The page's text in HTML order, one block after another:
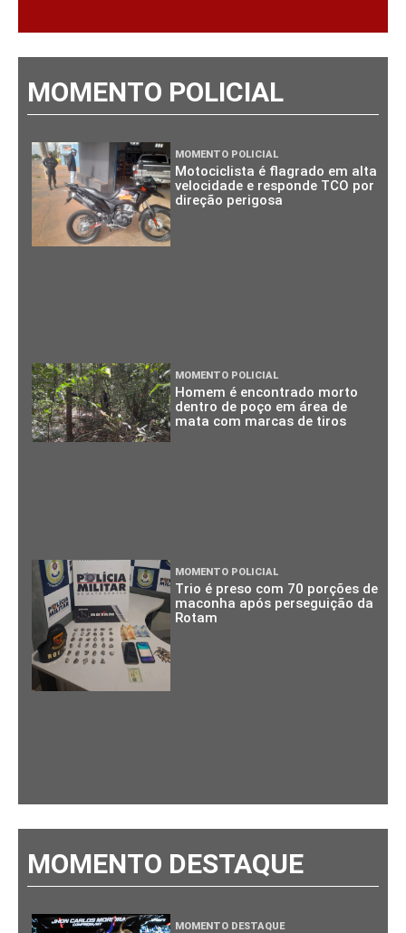
MOMENTO POLICIAL
MOMENTO POLICIAL
Motociclista é flagrado em alta
velocidade e responde TCO por
direção perigosa
MOMENTO POLICIAL
Homem é encontrado morto
dentro de poço em área de
mata com marcas de tiros
MOMENTO POLICIAL
Trio é preso com 70 porções de
maconha após perseguição da
Rotam
MOMENTO DESTAQUE
MOMENTO DESTAQUE